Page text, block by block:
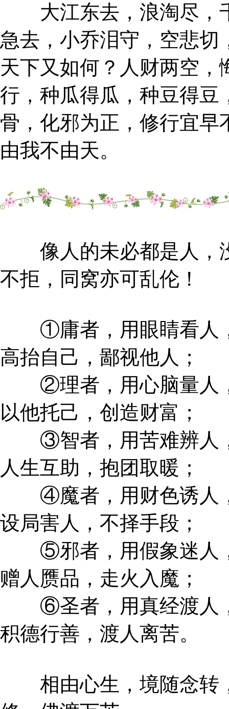
大江东去，浪淘尽，
急去，小乔泪守，空悲切
天下又如何？人财两空
行，种瓜得瓜，种豆得豆
骨，化邪为正，修行宜早
由我不由天。
像人的未必都是人，
不拒，同窝亦可乱伦！
①庸者，用眼睛看人，
高抬自己，鄙视他人；
②理者，用心脑量人，
以他托己，创造财富；
③智者，用苦难辨人，
人生互助，抱团取暖；
④魔者，用财色诱人，
设局害人，不择手段；
⑤邪者，用假象迷人，
赠人赝品，走火入魔；
⑥圣者，用真经渡人，
积德行善，渡人离苦。
相由心生，境随念转